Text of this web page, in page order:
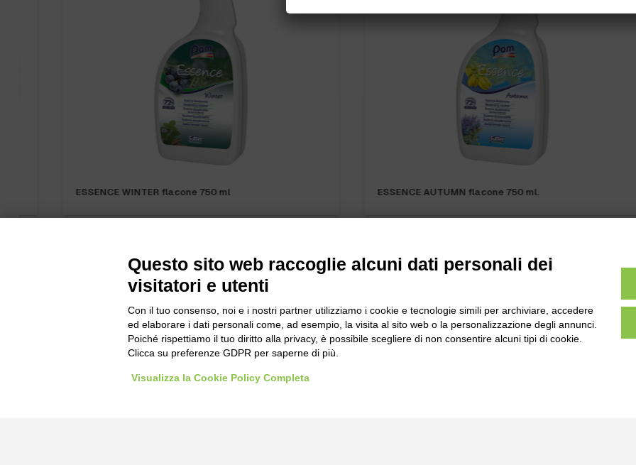
ESSENCE WINTER flacone 750 ml ESSENCE AUTUMN flacone 750 ml.
Bogliano Srl
Strada Statale 231 Alba-Bra
Borgo San Martino 44, 12060
Pocapaglia CN
Tel:0172-478161
Fax: 0172-487399
Questo sito web raccoglie alcuni dati personali dei
visitatori e utenti
Con il tuo consenso, noi e i nostri partner utilizziamo i cookie e tecnologie simili per archiviare, accedere
ed elaborare i dati personali come, ad esempio, la visita al sito web o la personalizzazione degli annunci.
Poiché rispettiamo il tuo diritto alla privacy, è possibile scegliere di non consentire alcuni tipi di cookie.
Clicca su preferenze GDPR per saperne di più.
Visualizza la Cookie Policy Completa